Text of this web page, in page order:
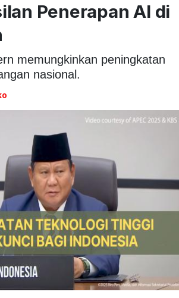
Penerapan AI di
memungkinkan peningkatan
nasional.